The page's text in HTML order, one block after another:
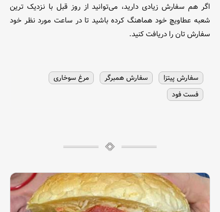
اگر هم سفارش زیادی دارید، می‌توانید از روز قبل با نزدیک ترین
شعبه عطاویچ خود هماهنگ کرده باشید تا در ساعت مورد نظر خود
سفارش تان را دریافت کنید.
سفارش پیتزا سفارش همبرگر
مرغ سوخاری
فست فود